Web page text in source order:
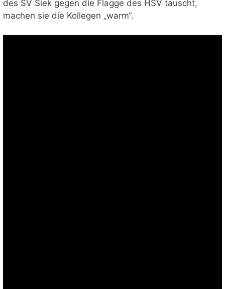
des SV Siek gegen die Flagge des HSV tauscht,
machen sie die Kollegen „warm“.